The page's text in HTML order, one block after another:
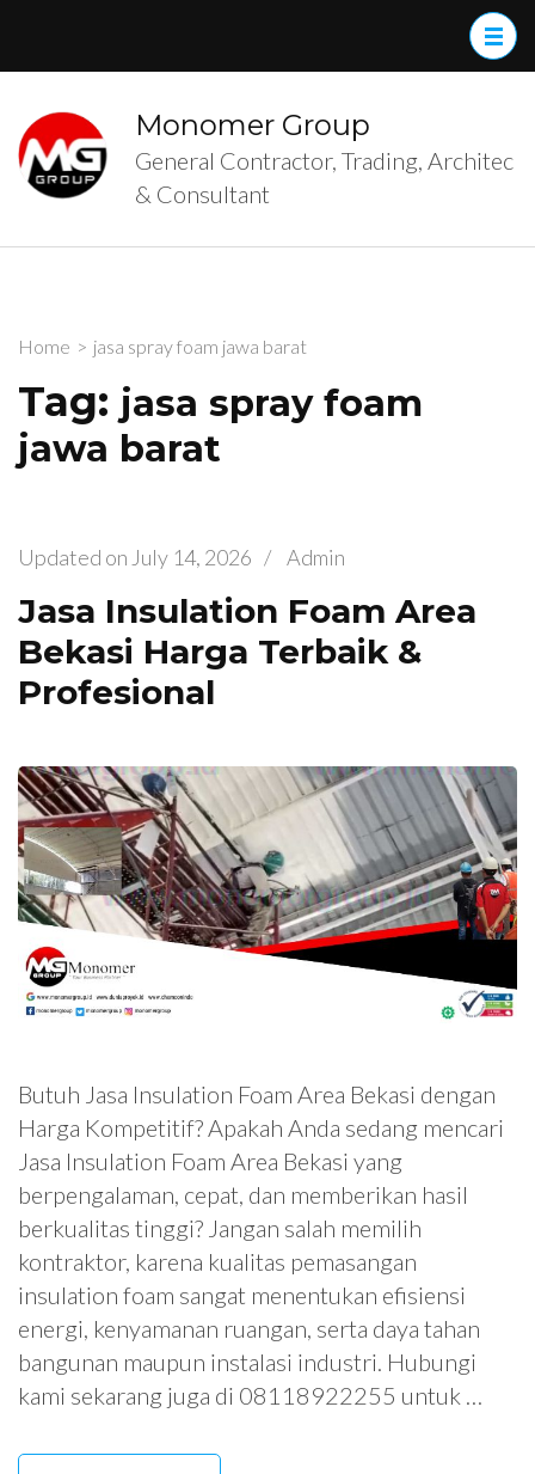
(Press
Enter)
Monomer Group
General Contractor, Trading, Architec
& Consultant
Home > jasa spray foam jawa barat
Tag: jasa spray foam
jawa barat
Updated on July 14, 2026 / Admin
Jasa Insulation Foam Area
Bekasi Harga Terbaik &
Profesional
Butuh Jasa Insulation Foam Area Bekasi dengan
Harga Kompetitif? Apakah Anda sedang mencari
Jasa Insulation Foam Area Bekasi yang
berpengalaman, cepat, dan memberikan hasil
berkualitas tinggi? Jangan salah memilih
kontraktor, karena kualitas pemasangan
insulation foam sangat menentukan efisiensi
energi, kenyamanan ruangan, serta daya tahan
bangunan maupun instalasi industri. Hubungi
kami sekarang juga di 08118922255 untuk …